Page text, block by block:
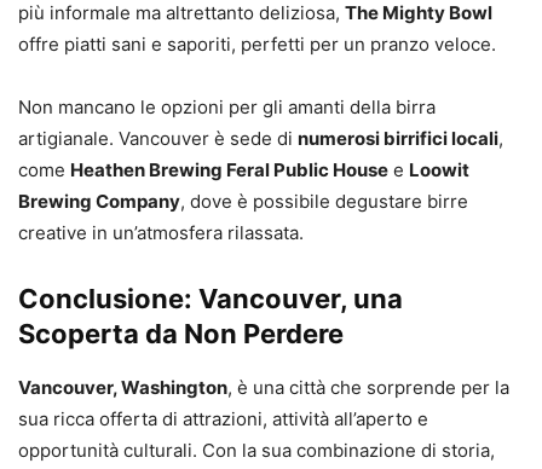
più informale ma altrettanto deliziosa, The Mighty Bowl
offre piatti sani e saporiti, perfetti per un pranzo veloce.
Non mancano le opzioni per gli amanti della birra
artigianale. Vancouver è sede di numerosi birrifici locali,
come Heathen Brewing Feral Public House e Loowit
Brewing Company, dove è possibile degustare birre
creative in un’atmosfera rilassata.
Conclusione: Vancouver, una
Scoperta da Non Perdere
Vancouver, Washington, è una città che sorprende per la
sua ricca offerta di attrazioni, attività all’aperto e
opportunità culturali. Con la sua combinazione di storia,